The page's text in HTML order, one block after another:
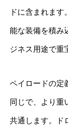
ドに含まれま
能な装備を積み
ジネス用途で重
ペイロードの定
同じで、より重
共通します。ド